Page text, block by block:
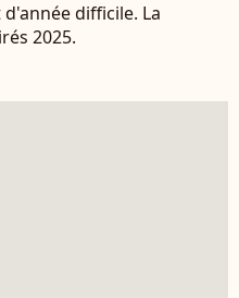
difficile. La
2025.